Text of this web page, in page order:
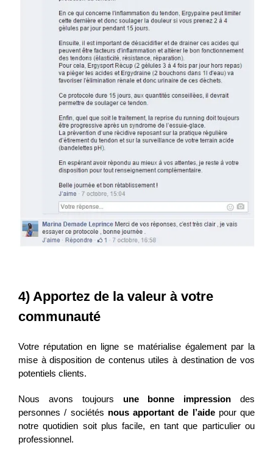
4) Apportez de la valeur à votre
communauté
Votre réputation en ligne se matérialise également par la
mise à disposition de contenus utiles à destination de vos
potentiels clients.
Nous avons toujours une bonne impression des
personnes / sociétés nous apportant de l’aidepour que
notre quotidien soit plus facile, en tant que particulier ou
professionnel.